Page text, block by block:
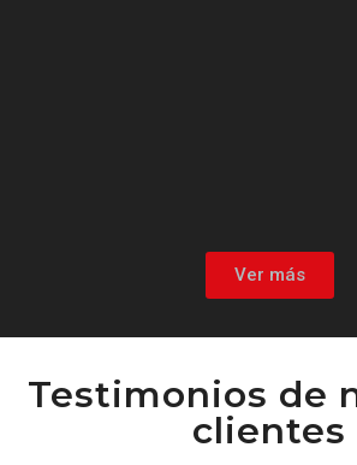
Ver más
Testimonios de
clientes